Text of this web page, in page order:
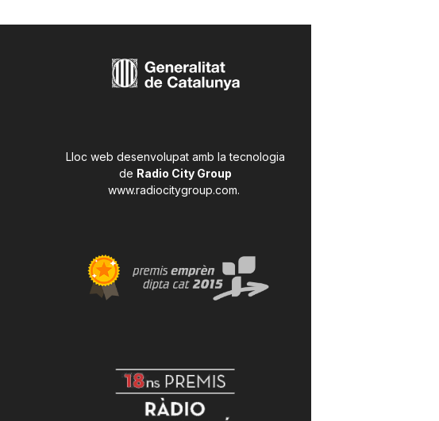
Lloc web desenvolupat amb la tecnologia
de Radio City Group
www.radiocitygroup.com.